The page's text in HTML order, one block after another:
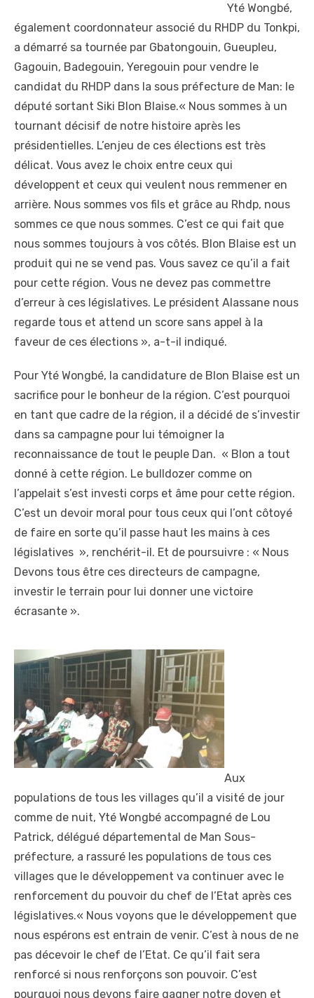
Yté Wongbé,
également coordonnateur associé du RHDP du Tonkpi,
a démarré sa tournée par Gbatongouin, Gueupleu,
Gagouin, Badegouin, Yeregouin pour vendre le
candidat du RHDP dans la sous préfecture de Man: le
député sortant Siki Blon Blaise.« Nous sommes à un
tournant décisif de notre histoire après les
présidentielles. L’enjeu de ces élections est très
délicat. Vous avez le choix entre ceux qui
développent et ceux qui veulent nous remmener en
arrière. Nous sommes vos fils et grâce au Rhdp, nous
sommes ce que nous sommes. C’est ce qui fait que
nous sommes toujours à vos côtés. Blon Blaise est un
produit qui ne se vend pas. Vous savez ce qu’il a fait
pour cette région. Vous ne devez pas commettre
d’erreur à ces législatives. Le président Alassane nous
regarde tous et attend un score sans appel à la
faveur de ces élections », a-t-il indiqué.
Pour Yté Wongbé, la candidature de Blon Blaise est un
sacrifice pour le bonheur de la région. C’est pourquoi
en tant que cadre de la région, il a décidé de s’investir
dans sa campagne pour lui témoigner la
reconnaissance de tout le peuple Dan. « Blon a tout
donné à cette région. Le bulldozer comme on
l’appelait s’est investi corps et âme pour cette région.
C’est un devoir moral pour tous ceux qui l’ont côtoyé
de faire en sorte qu’il passe haut les mains à ces
législatives », renchérit-il. Et de poursuivre : « Nous
Devons tous être ces directeurs de campagne,
investir le terrain pour lui donner une victoire
écrasante ».
Aux
populations de tous les villages qu’il a visité de jour
comme de nuit, Yté Wongbé accompagné de Lou
Patrick, délégué départemental de Man Sous-
préfecture, a rassuré les populations de tous ces
villages que le développement va continuer avec le
renforcement du pouvoir du chef de l’Etat après ces
législatives.« Nous voyons que le développement que
nous espérons est entrain de venir. C’est à nous de ne
pas décevoir le chef de l’Etat. Ce qu’il fait sera
renforcé si nous renforçons son pouvoir. C’est
pourquoi nous devons faire gagner notre doyen et